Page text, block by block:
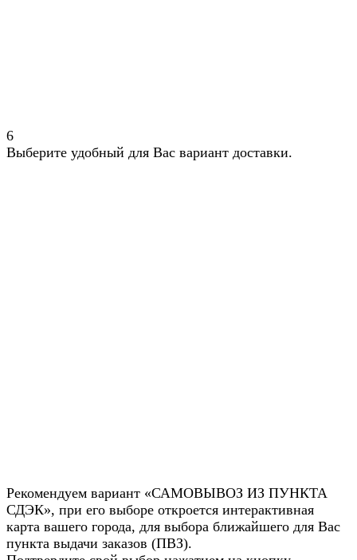
6
Выберите удобный для Вас вариант доставки.
Рекомендуем вариант «САМОВЫВОЗ ИЗ ПУНКТА
СДЭК», при его выборе откроется интерактивная
карта вашего города, для выбора ближайшего для Вас
пункта выдачи заказов (ПВЗ).